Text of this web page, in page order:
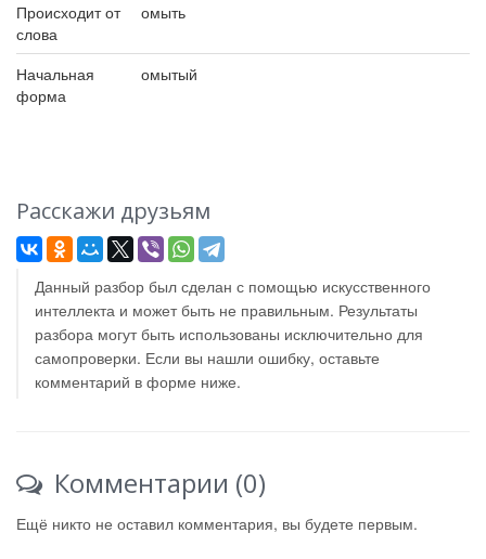
Происходит от
слова
омыть
Начальная
форма
омытый
Расскажи друзьям
Данный разбор был сделан с помощью искусственного
интеллекта и может быть не правильным. Результаты
разбора могут быть использованы исключительно для
самопроверки. Если вы нашли ошибку, оставьте
комментарий в форме ниже.
Комментарии (0)
Ещё никто не оставил комментария, вы будете первым.